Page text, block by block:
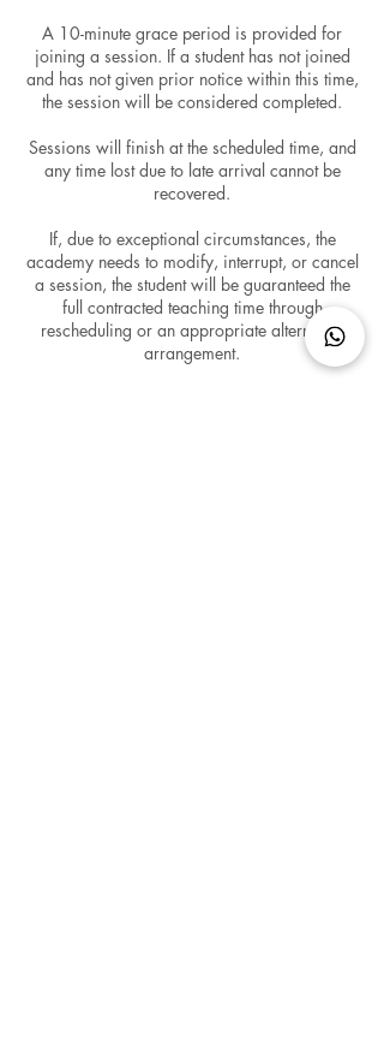
A 10-minute grace period is provided for
joining a session. If a student has not joined
and has not given prior notice within this time,
the session will be considered completed.
Sessions will finish at the scheduled time, and
any time lost due to late arrival cannot be
recovered.
If, due to exceptional circumstances, the
academy needs to modify, interrupt, or cancel
a session, the student will be guaranteed the
full contracted teaching time through
rescheduling or an appropriate alternative